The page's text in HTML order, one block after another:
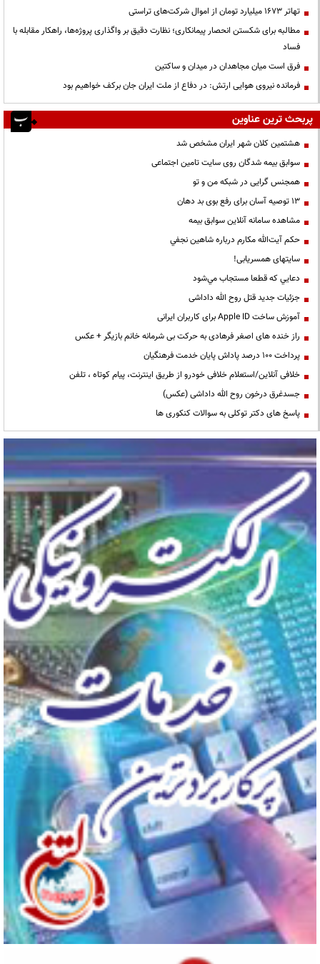
تهاتر ۱۶۷۳ میلیارد تومان از اموال شرکت‌های تراستی
مطالبه برای شکستن انحصار پیمانکاری؛ نظارت دقیق بر واگذاری پروژه‌ها، راهکار مقابله با
فساد
فرق است میان مجاهدان در میدان و ساکتین
فرمانده نیروی هوایی ارتش: در دفاع از ملت ایران جان برکف خواهیم بود
پربحث ترین عناوین
هشتمین کلان شهر ایران مشخص شد
سوابق بیمه شدگان روی سایت تامین اجتماعی
همجنس گرایی در شبکه من و تو
13 توصیه آسان برای رفع بوی بد دهان
مشاهده سامانه آنلاين سوابق بیمه
حكم آيت‌الله مكارم درباره شاهين نجفي
سایتهای همسریابی!
دعايي كه قطعا مستجاب مي‌شود
جزئیات جدید قتل روح الله داداشی
آموزش ساخت Apple ID برای کاربران ایرانی
راز خنده های اصغر فرهادی به حرکت بی شرمانه خانم بازیگر + عکس
پرداخت ۱۰۰ درصد پاداش پایان خدمت فرهنگیان
خلافی آنلاین/استعلام خلافی خودرو از طریق اینترنت، پیام کوتاه ، تلفن
جسدغرق درخون روح الله داداشی (عکس)
پاسخ های دکتر توکلی به سوالات کنکوری ها